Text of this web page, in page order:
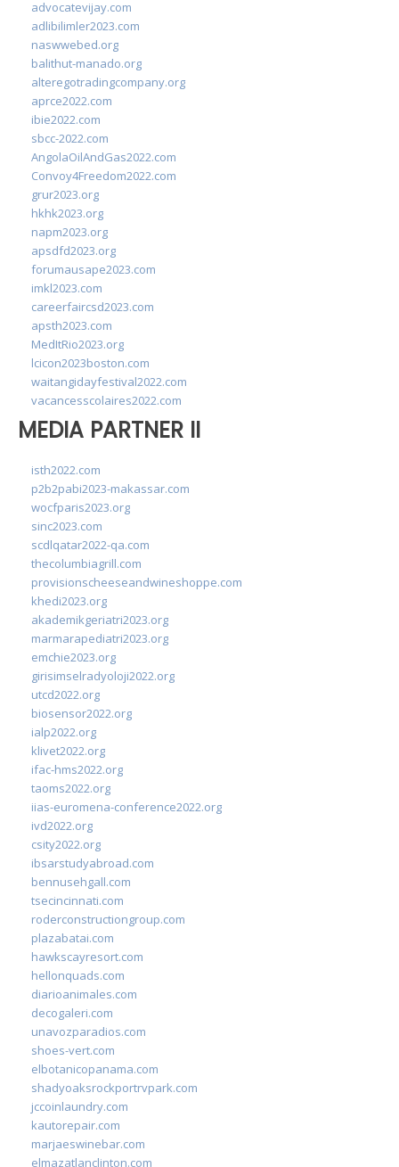
advocatevijay.com
adlibilimler2023.com
naswwebed.org
balithut-manado.org
alteregotradingcompany.org
aprce2022.com
ibie2022.com
sbcc-2022.com
AngolaOilAndGas2022.com
Convoy4Freedom2022.com
grur2023.org
hkhk2023.org
napm2023.org
apsdfd2023.org
forumausape2023.com
imkl2023.com
careerfaircsd2023.com
apsth2023.com
MedItRio2023.org
lcicon2023boston.com
waitangidayfestival2022.com
vacancesscolaires2022.com
MEDIA PARTNER II
isth2022.com
p2b2pabi2023-makassar.com
wocfparis2023.org
sinc2023.com
scdlqatar2022-qa.com
thecolumbiagrill.com
provisionscheeseandwineshoppe.com
khedi2023.org
akademikgeriatri2023.org
marmarapediatri2023.org
emchie2023.org
girisimselradyoloji2022.org
utcd2022.org
biosensor2022.org
ialp2022.org
klivet2022.org
ifac-hms2022.org
taoms2022.org
iias-euromena-conference2022.org
ivd2022.org
csity2022.org
ibsarstudyabroad.com
bennusehgall.com
tsecincinnati.com
roderconstructiongroup.com
plazabatai.com
hawkscayresort.com
hellonquads.com
diarioanimales.com
decogaleri.com
unavozparadios.com
shoes-vert.com
elbotanicopanama.com
shadyoaksrockportrvpark.com
jccoinlaundry.com
kautorepair.com
marjaeswinebar.com
elmazatlanclinton.com